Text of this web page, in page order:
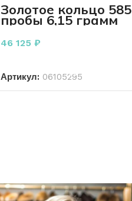
Золотое кольцо 585
пробы 6,15 грамм
16,5 р-р
46 125₽
Артикул: 06105295